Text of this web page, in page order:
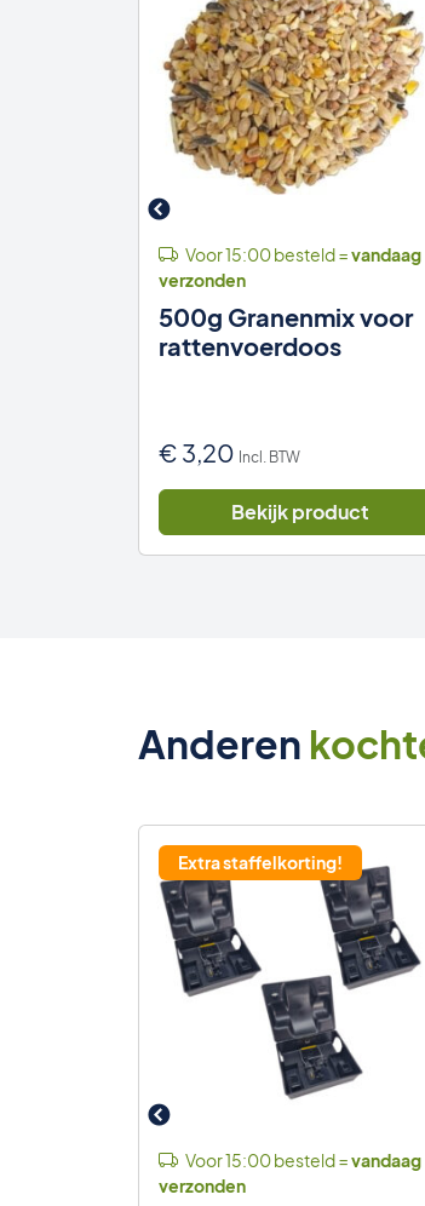
Voor 15:00 besteld =vandaag
verzonden
500g Granenmix voor
rattenvoerdoos
€ 3,20 Incl. BTW
Bekijk product
Anderen
Extra staffelkorting!
Voor 15:00 besteld =vandaag
verzonden